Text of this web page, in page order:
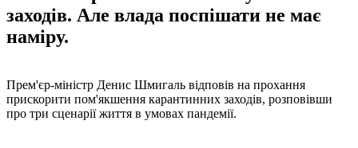
заходів. Але влада поспішати не має
наміру.
Прем'єр-міністр Денис Шмигаль відповів на прохання
прискорити пом'якшення карантинних заходів, розповівши
про три сценарії життя в умовах пандемії.